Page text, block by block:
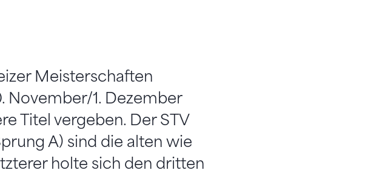
Meisterschaften
November/1. Dezember
Titel vergeben. Der STV
A) sind die alten wie
holte sich den dritten